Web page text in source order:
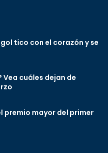
tico con el corazón y se
cuáles dejan de
premio mayor del primer